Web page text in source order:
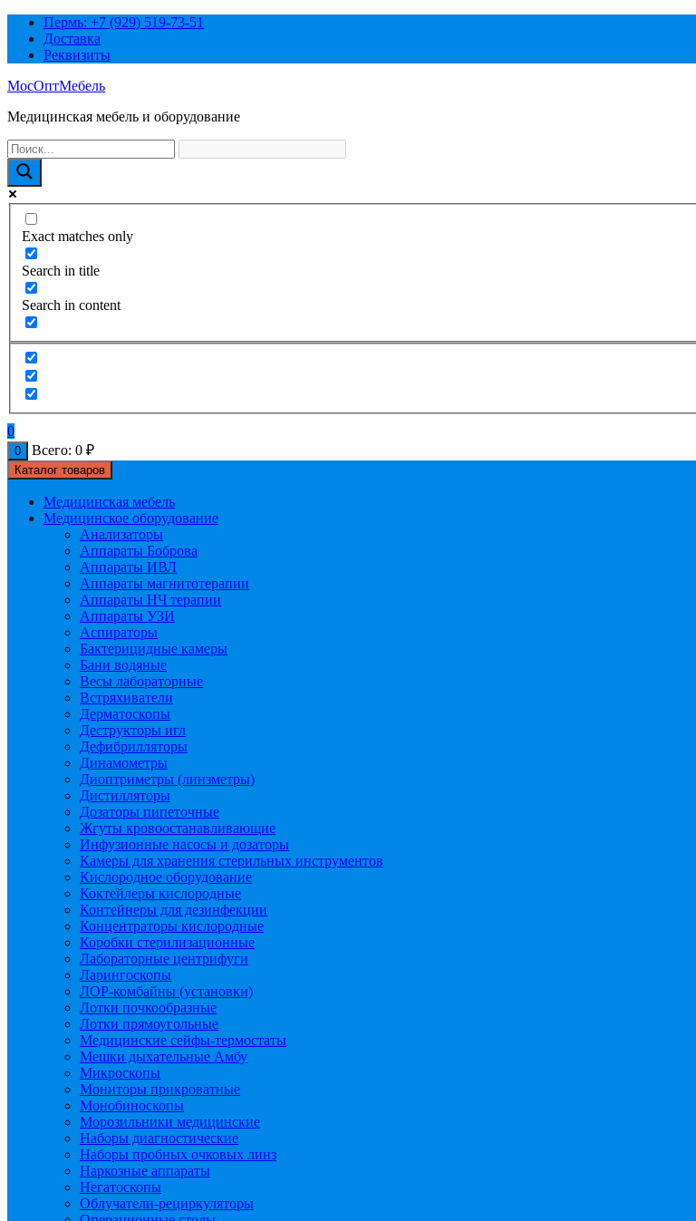
Перейти
содержимому
Пермь: +7 (929) 519-73-51
Доставка
Реквизиты
МосОптМебель
Медицинская мебель и оборудование
Exact matches only
Search in title
Search in content
0
0 Всего: 0 ₽
Каталог товаров
Медицинская мебель
Медицинское оборудование
Анализаторы
Аппараты Боброва
Аппараты ИВЛ
Аппараты магнитотерапии
Аппараты НЧ терапии
Аппараты УЗИ
Аспираторы
Бактерицидные камеры
Бани водяные
Весы лабораторные
Встряхиватели
Дерматоскопы
Деструкторы игл
Дефибрилляторы
Динамометры
Диоптриметры (линзметры)
Дистилляторы
Дозаторы пипеточные
Жгуты кровоостанавливающие
Инфузионные насосы и дозаторы
Камеры для хранения стерильных инструментов
Кислородное оборудование
Коктейлеры кислородные
Контейнеры для дезинфекции
Концентраторы кислородные
Коробки стерилизационные
Лабораторные центрифуги
Ларингоскопы
ЛОР-комбайны (установки)
Лотки почкообразные
Лотки прямоугольные
Медицинские сейфы-термостаты
Мешки дыхательные Амбу
Микроскопы
Мониторы прикроватные
Монобиноскопы
Морозильники медицинские
Наборы диагностические
Наборы пробных очковых линз
Наркозные аппараты
Негатоскопы
Облучатели-рециркуляторы